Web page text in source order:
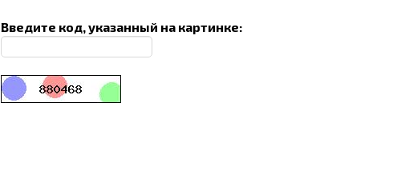
Введите код, указанный на картинке: